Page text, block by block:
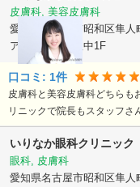
皮膚科, 美容皮膚科
愛知県名古屋市昭和区隼人
アルページュ杁中1F
口コミ: 1件
皮膚科と美容皮膚科どちらも
リニックで院長もスタッフさ
いりなか眼科クリニック
眼科, 皮膚科
愛知県名古屋市昭和区隼人